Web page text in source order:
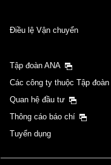
Điều lệ Vận chuyển
Tập đoàn ANA
Các công ty thuộc Tập đoàn
Quan hệ đầu tư
Thông cáo báo chí
Tuyển dụng